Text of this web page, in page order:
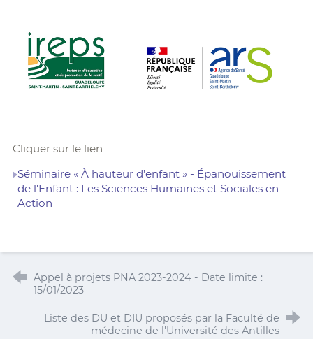
Cliquer sur le lien
Séminaire « À hauteur d’enfant » - Épanouissement
de l'Enfant : Les Sciences Humaines et Sociales en
Action
Appel à projets PNA 2023-2024 - Date limite :
15/01/2023
Liste des DU et DIU proposés par la Faculté de
médecine de l'Université des Antilles